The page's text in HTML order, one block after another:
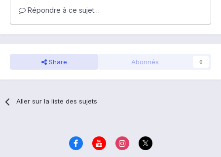
Répondre à ce sujet…
Share Abonnés 0
Aller sur la liste des sujets